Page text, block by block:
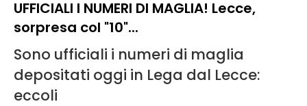
UFFICIALI I NUMERI DI MAGLIA! Lecce,
sorpresa col "10"...
Sono ufficiali i numeri di maglia
depositati oggi in Lega dal Lecce:
eccoli